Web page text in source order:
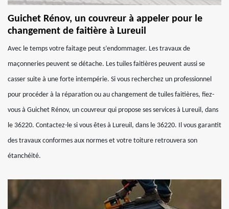
Guichet Rénov, un couvreur à appeler pour le
changement de faitière à Lureuil
Avec le temps votre faitage peut s’endommager. Les travaux de
maçonneries peuvent se détache. Les tuiles faitières peuvent aussi se
casser suite à une forte intempérie. Si vous recherchez un professionnel
pour procéder à la réparation ou au changement de tuiles faitières, fiez-
vous à Guichet Rénov, un couvreur qui propose ses services à Lureuil, dans
le 36220. Contactez-le si vous êtes à Lureuil, dans le 36220. Il vous garantit
des travaux conformes aux normes et votre toiture retrouvera son
étanchéité.